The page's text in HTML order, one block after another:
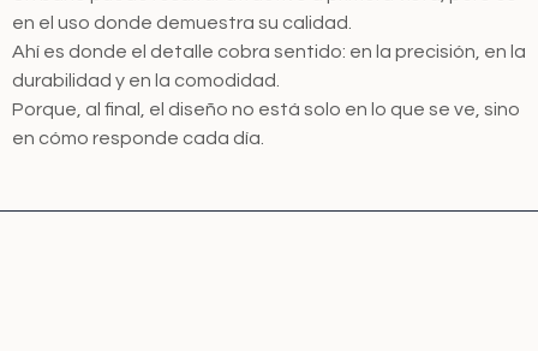
en el uso donde demuestra su calidad.
Ahí es donde el detalle cobra sentido: en la precisión, en la
durabilidad y en la comodidad.
Porque, al final, el diseño no está solo en lo que se ve, sino
en cómo responde cada día.